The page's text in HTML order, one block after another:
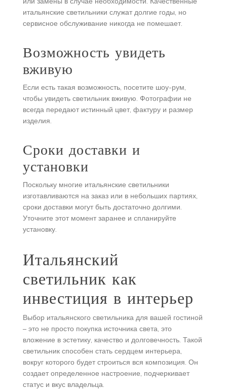
итальянские светильники служат долгие годы, но
сервисное обслуживание никогда не помешает.
Возможность увидеть
вживую
Если есть такая возможность, посетите шоу-рум,
чтобы увидеть светильник вживую. Фотографии не
всегда передают истинный цвет, фактуру и размер
изделия.
Сроки доставки и
установки
Поскольку многие итальянские светильники
изготавливаются на заказ или в небольших партиях,
сроки доставки могут быть достаточно долгими.
Уточните этот момент заранее и спланируйте
установку.
Итальянский
светильник как
инвестиция в интерьер
Выбор итальянского светильника для вашей гостиной
– это не просто покупка источника света, это
вложение в эстетику, качество и долговечность. Такой
светильник способен стать сердцем интерьера,
вокруг которого будет строиться вся композиция. Он
создает определенное настроение, подчеркивает
статус и вкус владельца.